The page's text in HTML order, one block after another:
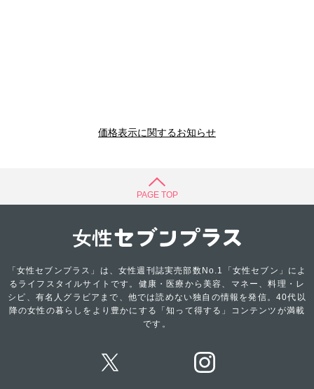
価格表示に関するお知らせ
PAGE TOP
「女性セブンプラス」は、女性週刊誌実売部数No.1「女性セブン」によ
るライフスタイルサイトです。健康・医療から美容、マネー、料理・レ
シピ、有名人グラビアまで、他では読めない独自の情報を発信。40代以
降の女性の暮らしをより豊かにする「知って得する」コンテンツが満載
です。